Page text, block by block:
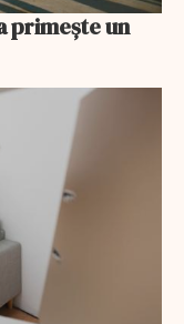
primește un